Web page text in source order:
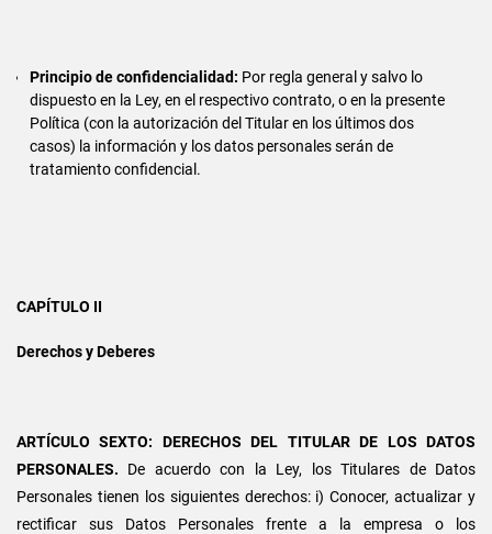
Principio de confidencialidad: Por regla general y salvo lo
dispuesto en la Ley, en el respectivo contrato, o en la presente
Política (con la autorización del Titular en los últimos dos
casos) la información y los datos personales serán de
tratamiento confidencial.
CAPÍTULO II
Derechos y Deberes
ARTÍCULO SEXTO: DERECHOS DEL TITULAR DE LOS DATOS
PERSONALES. De acuerdo con la Ley, los Titulares de Datos
Personales tienen los siguientes derechos: i) Conocer, actualizar y
rectificar sus Datos Personales frente a la empresa o los